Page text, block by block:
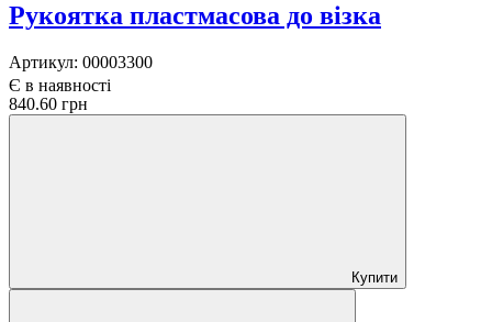
Рукоятка пластмасова до візка
Артикул: 00003300
Є в наявності
840.60 грн
Купити